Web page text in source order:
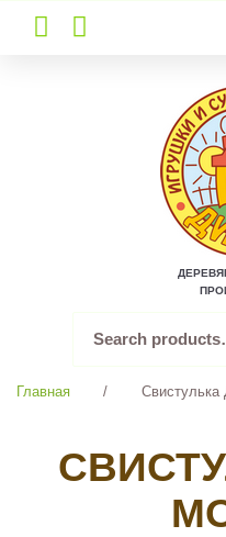
for:
Главная /